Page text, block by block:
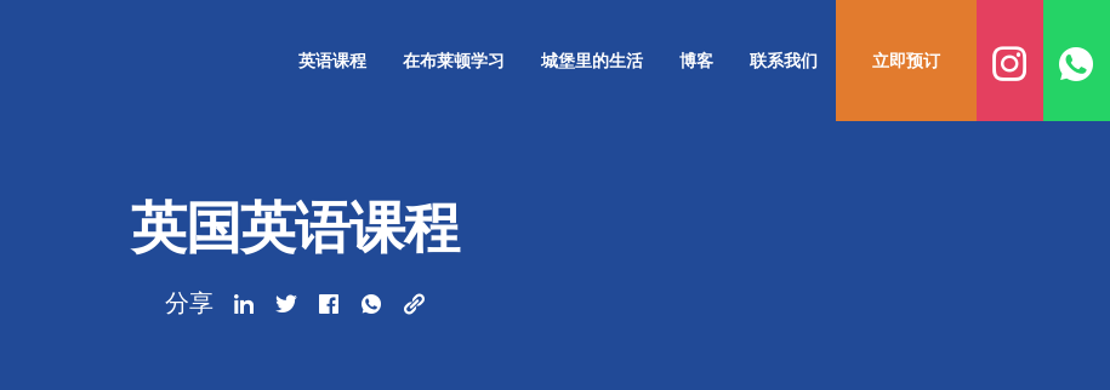
英语课程 在布莱顿学习 城堡里的生活 博客 联系我们 立即预订
英国英语课程
分享